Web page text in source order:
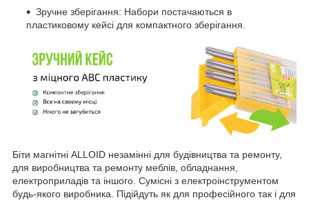
Зручне зберігання: Набори постачаються в
пластиковому кейсі для компактного зберігання.
Біти магнітні ALLOID незамінні для будівництва та ремонту,
для виробництва та ремонту меблів, обладнання,
електроприладів та іншого. Сумісні з електроінструментом
будь-якого виробника. Підійдуть як для професійного так і для